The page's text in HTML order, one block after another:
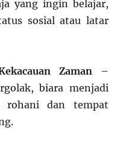
yang ingin belajar,
sosial atau latar
Zaman–
biara menjadi
rohani dan tempat